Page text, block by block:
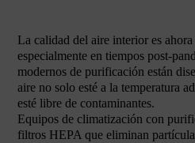
La calidad del aire interior es
especialmente en tiempos post-
modernos de purificación están
aire no solo esté a la temperatura
esté libre de contaminantes.
Equipos de climatización con
filtros HEPA que eliminan